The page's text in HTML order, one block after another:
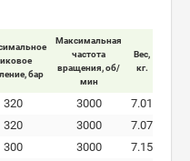
бар
Максимальная
частота
вращения, об/
мин
Вес,
кг.
320 3000 7.01
320 3000 7.07
300 3000 7.15